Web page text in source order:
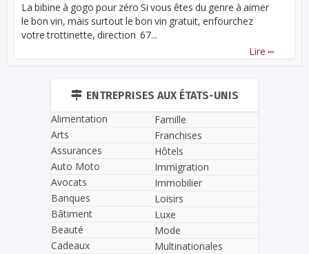
La bibine à gogo pour zéro Si vous êtes du genre à aimer
le bon vin, mais surtout le bon vin gratuit, enfourchez
votre trottinette, direction 67...
Lire ...
ENTREPRISES AUX ÉTATS-UNIS
Alimentation
Arts
Assurances
Auto Moto
Avocats
Banques
Bâtiment
Beauté
Cadeaux
Famille
Franchises
Hôtels
Immigration
Immobilier
Loisirs
Luxe
Mode
Multinationales